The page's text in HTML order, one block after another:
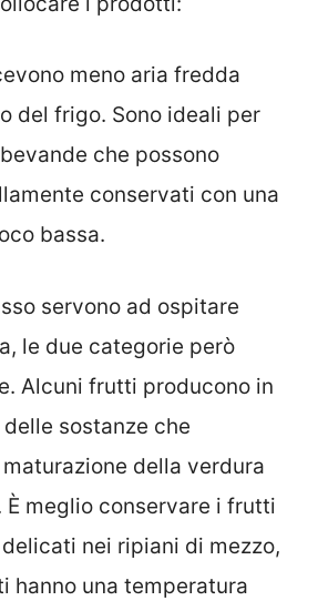
meno aria fredda
del frigo. Sono ideali per
che possono
conservati con una
bassa.
servono ad ospitare
le due categorie però
Alcuni frutti producono in
sostanze che
della verdura
È meglio conservare i frutti
nei ripiani di mezzo,
hanno una temperatura